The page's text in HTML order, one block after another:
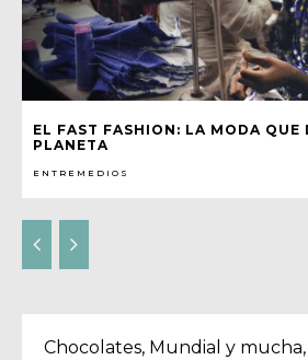
EL FAST FASHION: LA MODA QUE
PLANETA
ENTREMEDIOS
Chocolates, Mundial y